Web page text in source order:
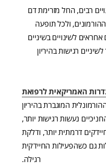
רבים, החל מזרימת דם
ולכל תופעה
לשינויים בשיניים
רגישות בהיריון
האמריקאית לרפואת
המוגברת בהיריון
נעשות רגישות יותר,
דרמתית יותר, ודלקת
גם כשהפעילות החיידקית
רגילה.